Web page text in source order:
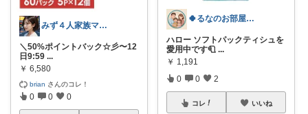
みず４人家族ママ★３０代子育て奮闘中🙆
＼50%ポイントバック☆彡〜12
日9:59 ...
￥ 6,580
brian さんのコレ！
0 0 0
🍀るなのお部屋🐱🍀経由購入感謝✨
ハロー ソフトパックティシュを
愛用中です🧻 ...
￥ 1,191
0 0 2
コレ いいね